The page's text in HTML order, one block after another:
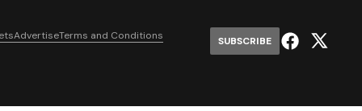
AdvertiseTerms and Conditions
SUBSCRIBE